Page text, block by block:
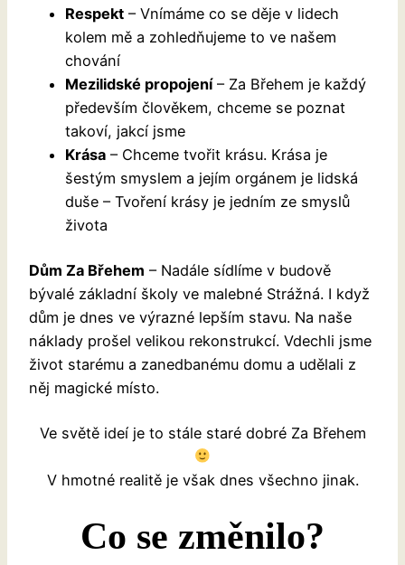
Respekt – Vnímáme co se děje v lidech
kolem mě a zohledňujeme to ve našem
chování
Mezilidské propojení– Za Břehem je každý
především člověkem, chceme se poznat
takoví, jakcí jsme
Krása – Chceme tvořit krásu. Krása je
šestým smyslem a jejím orgánem je lidská
duše – Tvoření krásy je jedním ze smyslů
života
Dům Za Břehem – Nadále sídlíme v budově
bývalé základní školy ve malebné Strážná. I když
dům je dnes ve výrazné lepším stavu. Na naše
náklady prošel velikou rekonstrukcí. Vdechli jsme
život starému a zanedbanému domu a udělali z
něj magické místo.
Ve světě ideí je to stále staré dobré Za Břehem
V hmotné realitě je však dnes všechno jinak.
Co se změnilo?